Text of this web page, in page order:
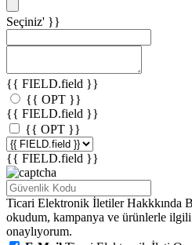
Seçiniz' }}
{{ FIELD.field }}
{{ OPT }}
{{ FIELD.field }}
{{ OPT }}
{{ FIELD.field }}
Ticari Elektronik İletiler Hakkkında
okudum, kampanya ve ürünlerle
onaylıyorum.